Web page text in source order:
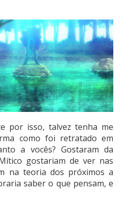
por isso, talvez tenha me
como foi retratado em
a vocês? Gostaram da
gostariam de ver nas
na teoria dos próximos a
saber o que pensam, e